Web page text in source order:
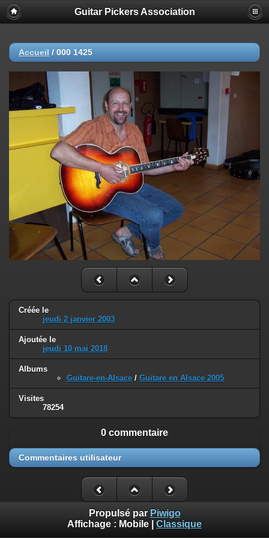
Guitar Pickers Association
Accueil / 000 1425
Créée le
jeudi 2 janvier 2003
Ajoutée le
jeudi 10 mai 2018
Albums
Guitare-en-Alsace / Guitare en Alsace 2005
Visites
78254
0 commentaire
Commentaires utilisateur
Propulsé par Piwigo
Affichage : Mobile Classique